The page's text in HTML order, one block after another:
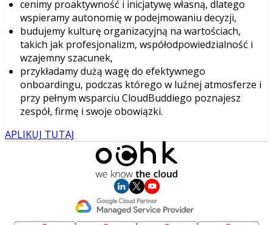
cenimy proaktywność i inicjatywę własną, dlatego
wspieramy autonomię w podejmowaniu decyzji,
budujemy kulturę organizacyjną na wartościach,
takich jak profesjonalizm, współodpowiedzialność i
wzajemny szacunek,
przykładamy dużą wagę do efektywnego
onboardingu, podczas którego w luźnej atmosferze i
przy pełnym wsparciu CloudBuddiego poznajesz
zespół, firmę i swoje obowiązki.
APLIKUJ TUTAJ